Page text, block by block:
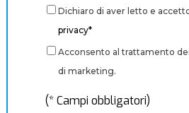
Dichiaro di aver letto e
privacy*
Acconsento al trattamento
di marketing.
(* Campi obbligatori)